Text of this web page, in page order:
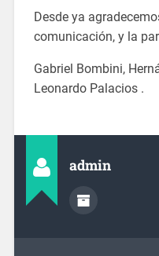
Desde ya
comunicación, y la
Gabriel Bombini,
Leonardo Palacios .
admin